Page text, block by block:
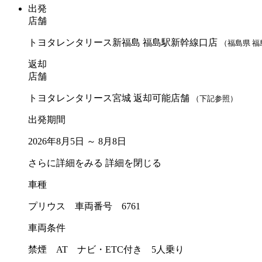
出発
店舗
トヨタレンタリース新福島 福島駅新幹線口店 （福島県
返却
店舗
トヨタレンタリース宮城 返却可能店舗 （下記参照）
出発期間
2026年8月5日 ～ 8月8日
さらに詳細をみる 詳細を閉じる
車種
プリウス 車両番号 6761
車両条件
禁煙 AT ナビ・ETC付き 5人乗り